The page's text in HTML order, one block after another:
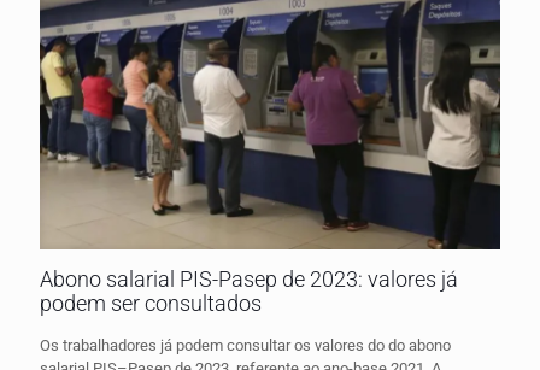
Abono salarial PIS-Pasep de 2023: valores já
podem ser consultados
Os trabalhadores já podem consultar os valores do do abono